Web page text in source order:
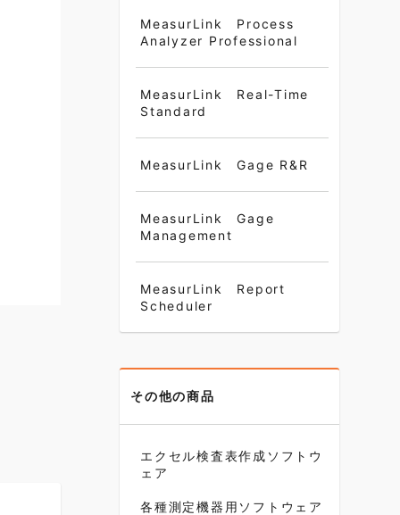
MeasurLink Process
Analyzer Professional
MeasurLink Real-Time
Standard
MeasurLink Gage R&R
MeasurLink Gage
Management
MeasurLink Report
Scheduler
その他の商品
エクセル検査表作成ソフトウ
ェア
各種測定機器用ソフトウェア